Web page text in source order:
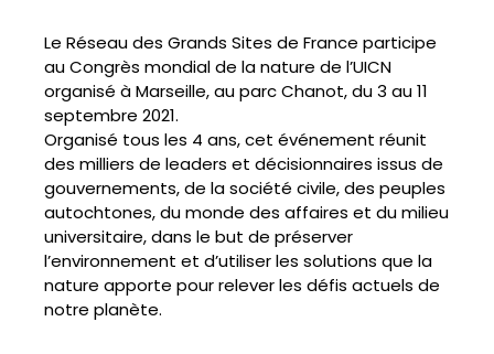
Le Réseau des Grands Sites de France participe
au Congrès mondial de la nature de l’UICN
organisé à Marseille, au parc Chanot, du 3 au 11
septembre 2021.
Organisé tous les 4 ans, cet événement réunit
des milliers de leaders et décisionnaires issus de
gouvernements, de la société civile, des peuples
autochtones, du monde des affaires et du milieu
universitaire, dans le but de préserver
l’environnement et d’utiliser les solutions que la
nature apporte pour relever les défis actuels de
notre planète.